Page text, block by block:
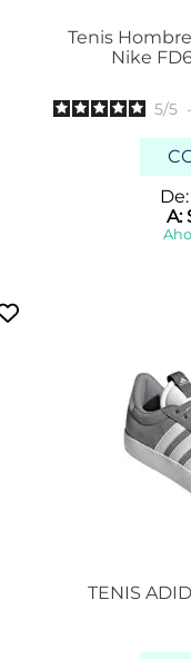
Tenis
Nike
5/5 -
A:
TENIS